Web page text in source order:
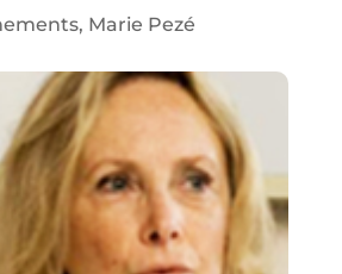
, Marie Pezé